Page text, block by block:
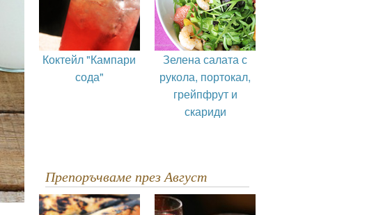
Коктейл "Кампари
сода"
Зелена салата с
рукола, портокал,
грейпфрут и
скариди
Препоръчваме през Август